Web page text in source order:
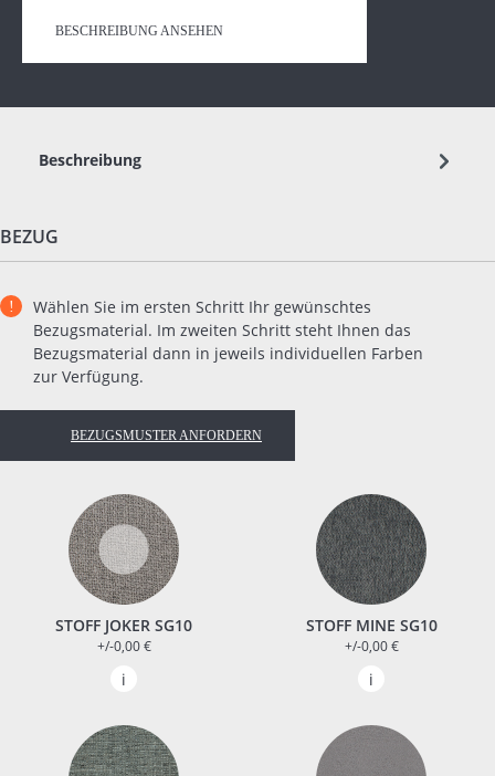
BESCHREIBUNG ANSEHEN
Beschreibung
BEZUG
Wählen Sie im ersten Schritt Ihr gewünschtes
Bezugsmaterial. Im zweiten Schritt steht Ihnen das
Bezugsmaterial dann in jeweils individuellen Farben
zur Verfügung.
BEZUGSMUSTER ANFORDERN
STOFF JOKER SG10
+/-0,00 €
STOFF MINE SG10
+/-0,00 €